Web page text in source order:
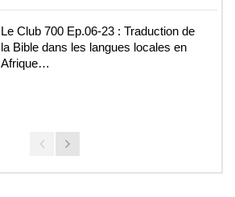
Le Club 700 Ep.06-23 : Traduction de
la Bible dans les langues locales en
Afrique…